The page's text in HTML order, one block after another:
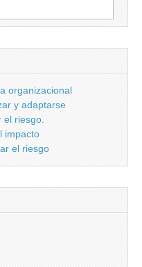
organizacional
y adaptarse
el riesgo.
impacto
el riesgo